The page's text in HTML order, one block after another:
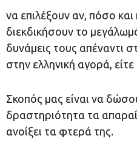
να επιλέξουν αν, πόσο
διεκδικήσουν το
δυνάμεις τους απέναντι
στην ελληνική αγορά,
Σκοπός μας είναι να
δραστηριότητα τα
ανοίξει τα φτερά της.